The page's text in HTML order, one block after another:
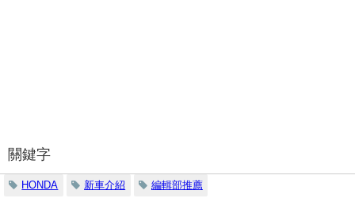
關鍵字
HONDA 新車介紹 編輯部推薦